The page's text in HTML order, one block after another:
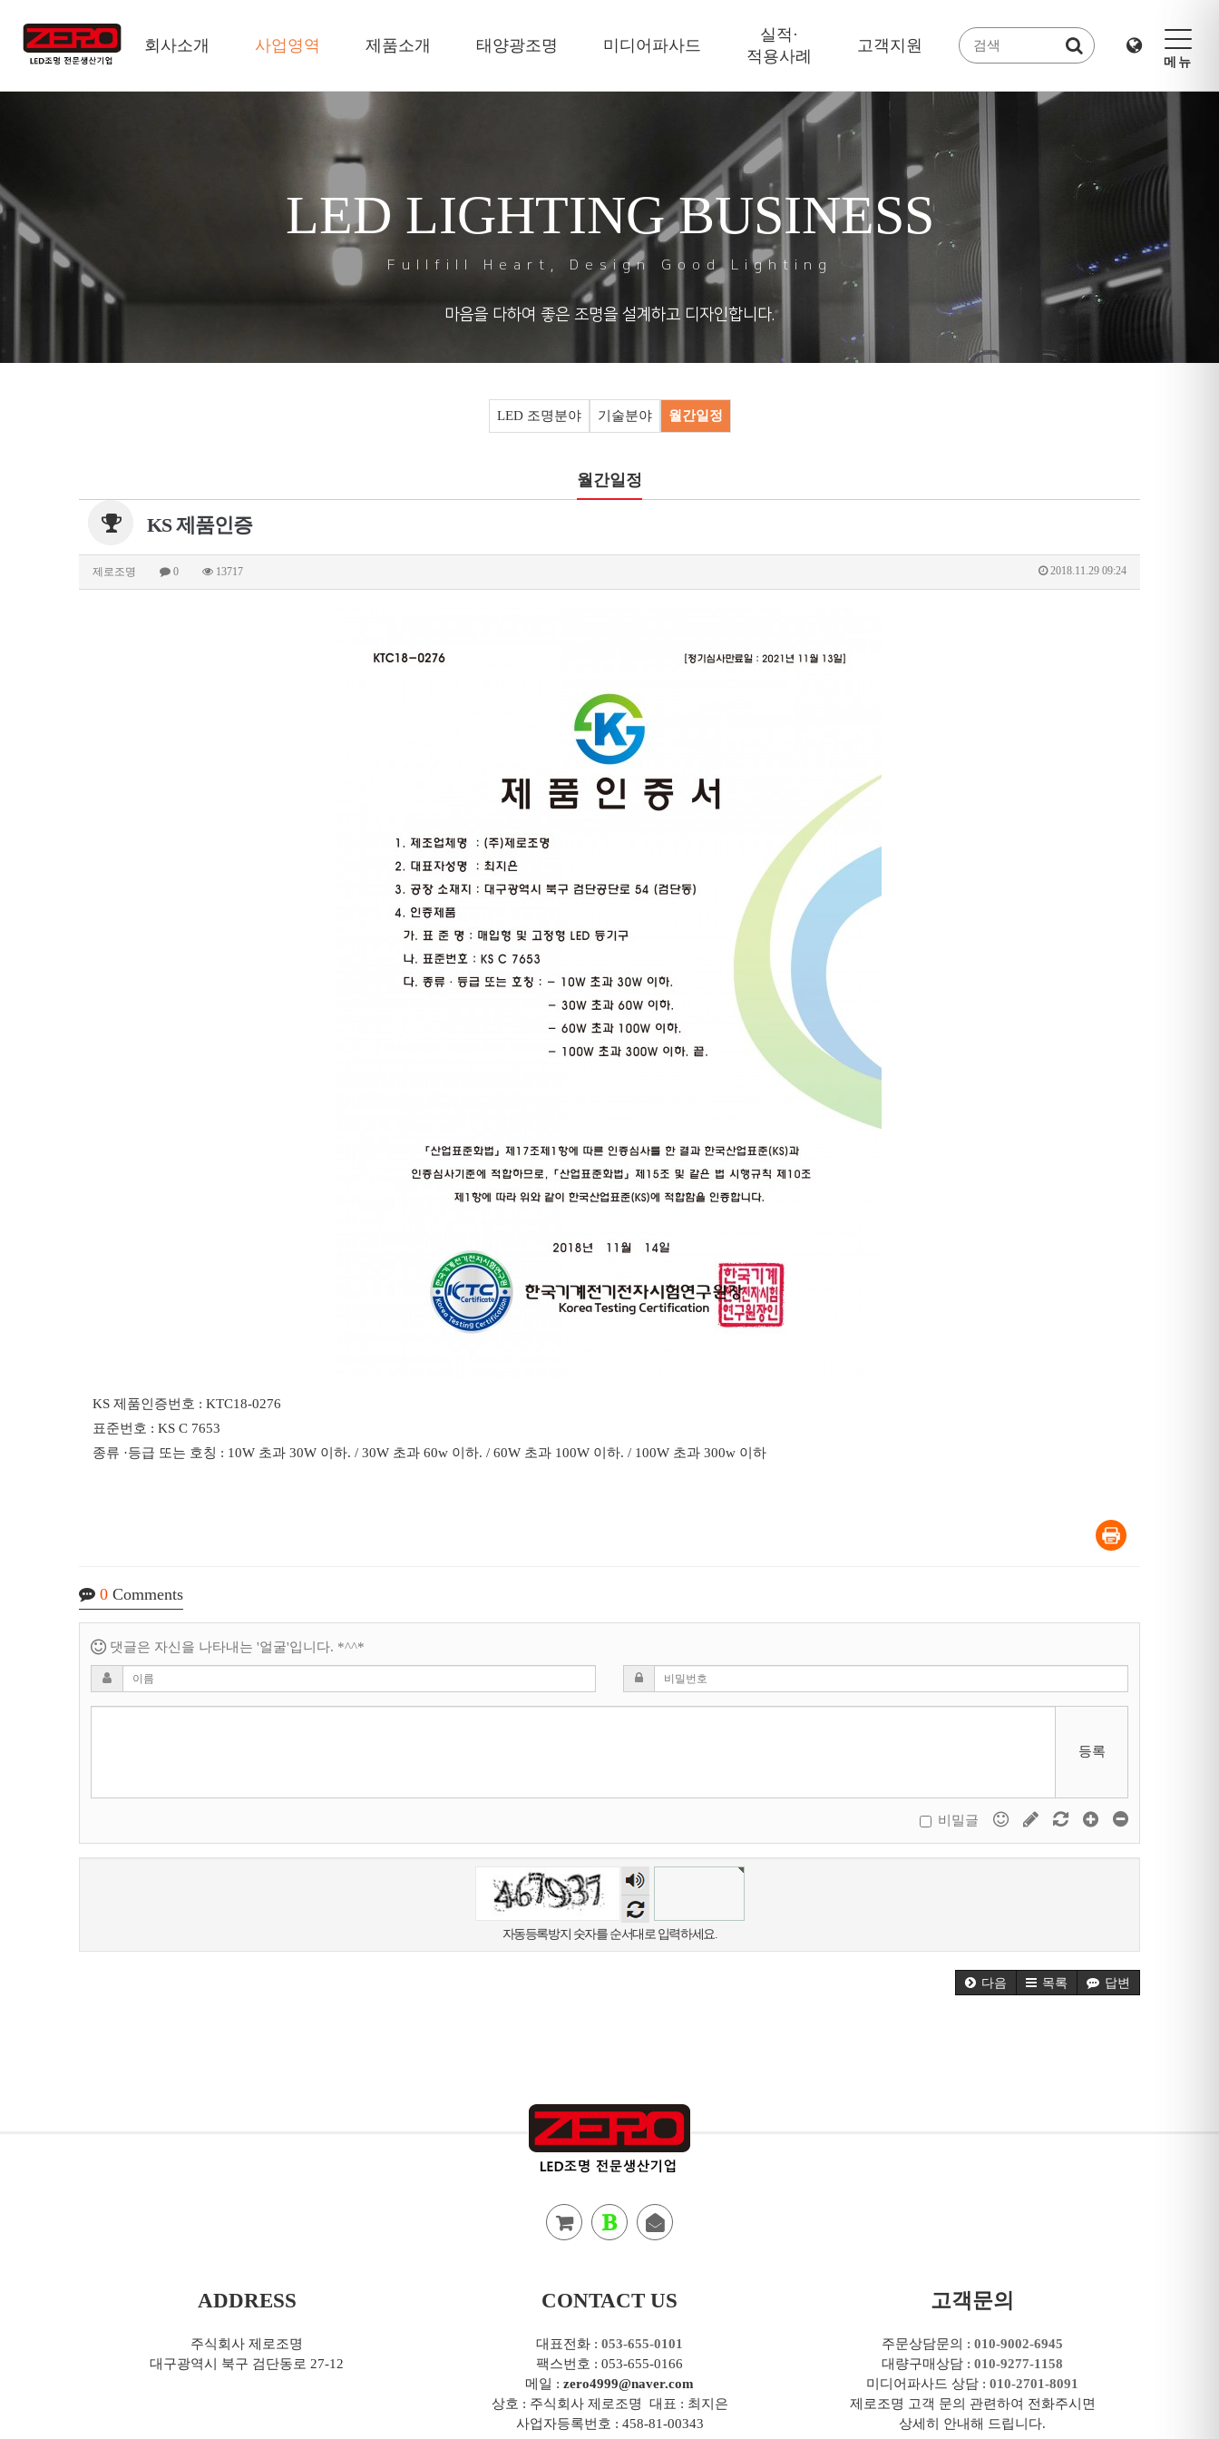
회사소개 사업영역 제품소개 태양광조명 미디어파사드
실적·
적용사례
고객지원
메뉴
LED LIGHTING BUSINESS
Fullfill Heart, Design Good Lighting
마음을 다하여 좋은 조명을 설계하고 디자인합니다.
LED 조명분야 기술분야 월간일정
월간일정
KS 제품인증
제로조명 0 13717 2018.11.29 09:24
KS 제품인증번호 : KTC18-0276
표준번호 : KS C 7653
종류 ·등급 또는 호칭 : 10W 초과 30W 이하. / 30W 초과 60w 이하. / 60W 초과 100W 이하. / 100W 초과 300w 이하
0 Comments
댓글은 자신을 나타내는 '얼굴'입니다. *^^*
등록
비밀글
숫자
음성
듣기
자동등록방지 숫자를 순서대로 입력하세요.
다음 목록 답변
ADDRESS
주식회사 제로조명
대구광역시 북구 검단동로 27-12
CONTACT US
대표전화 : 053-655-0101
팩스번호 : 053-655-0166
메일 : zero4999@naver.com
상호 : 주식회사 제로조명 대표 : 최지은
사업자등록번호 : 458-81-00343
고객문의
주문상담문의 : 010-9002-6945
대량구매상담 : 010-9277-1158
미디어파사드 상담 : 010-2701-8091
제로조명 고객 문의 관련하여 전화주시면
상세히 안내해 드립니다.